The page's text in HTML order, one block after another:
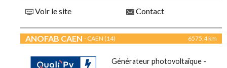
Voir le site Contact
ANOFAB CAEN - CAEN (14) 6575.4 km
Générateur photovoltaïque -